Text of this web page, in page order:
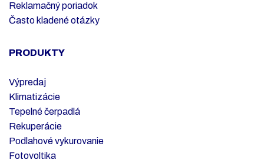
Reklamačný poriadok
Často kladené otázky
PRODUKTY
Výpredaj
Klimatizácie
Tepelné čerpadlá
Rekuperácie
Podlahové vykurovanie
Fotovoltika